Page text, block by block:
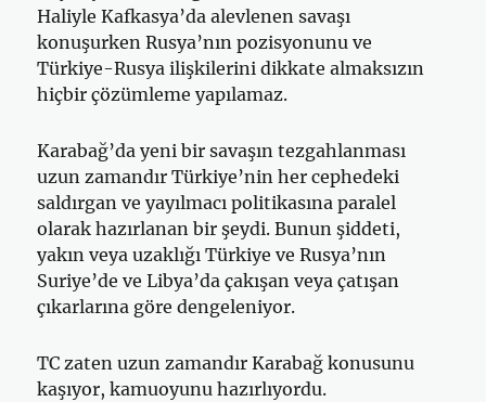
Haliyle Kafkasya’da alevlenen savaşı
konuşurken Rusya’nın pozisyonunu ve
Türkiye-Rusya ilişkilerini dikkate almaksızın
hiçbir çözümleme yapılamaz.
Karabağ’da yeni bir savaşın tezgahlanması
uzun zamandır Türkiye’nin her cephedeki
saldırgan ve yayılmacı politikasına paralel
olarak hazırlanan bir şeydi. Bunun şiddeti,
yakın veya uzaklığı Türkiye ve Rusya’nın
Suriye’de ve Libya’da çakışan veya çatışan
çıkarlarına göre dengeleniyor.
TC zaten uzun zamandır Karabağ konusunu
kaşıyor, kamuoyunu hazırlıyordu.